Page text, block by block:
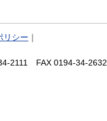
リシー
2111 FAX 0194-34-2632